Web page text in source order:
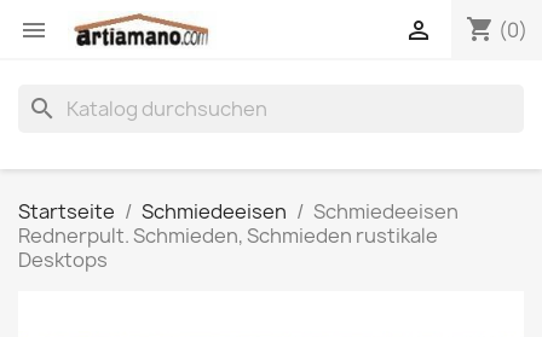
 shopping_cart (0)

search
Startseite Schmiedeeisen
Schmiedeeisen
Rednerpult. Schmieden, Schmieden rustikale
Desktops